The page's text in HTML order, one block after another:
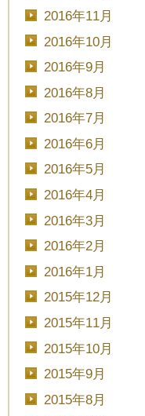
2016年11月
2016年10月
2016年9月
2016年8月
2016年7月
2016年6月
2016年5月
2016年4月
2016年3月
2016年2月
2016年1月
2015年12月
2015年11月
2015年10月
2015年9月
2015年8月